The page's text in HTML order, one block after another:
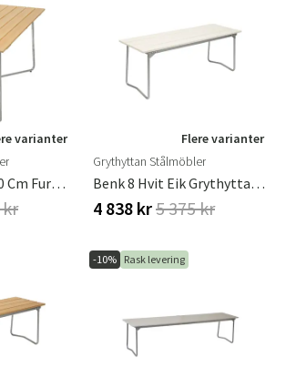
varianter
B25 Bord 70 X 120 Cm Furu Grythyttan Stålmöbler
kr
Flere varianter
Grythyttan Stålmöbler
Benk 8 Hvit Eik Grythyttan Stålmöbler
4 838 kr5 375 kr
-10% Rask levering